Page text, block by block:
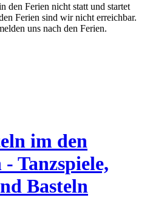
den Ferien nicht statt und startet
Ferien sind wir nicht erreichbar.
uns nach den Ferien.
im den
Tanzspiele,
Basteln